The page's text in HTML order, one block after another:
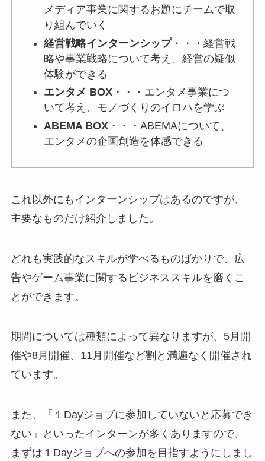
メディア事業に関するお題にチームで取
り組んでいく
経営戦略インターンシップ・・・経営戦
略や事業戦略について考え、経営の疑似
体験ができる
エンタメ BOX・・・エンタメ事業につ
いて考え、モノづくりのイロハを学ぶ
ABEMA BOX・・・ABEMAについて、
エンタメの企画創造を体感できる
これ以外にもインターンシップはあるのですが、
主要なものだけ紹介しました。
どれも実践的なスキルが学べるものばかりで、広
告やゲーム事業に関するビジネススキルを磨くこ
とができます。
期間については種類によって異なりますが、 5月開
催や8月開催、11月開催など割と満遍なく開催され
ています。
また、「１Dayジョブに参加していないと応募でき
ない」といったインターンが多くありますので、
まずは１Dayジョブへの参加を目指すようにしまし